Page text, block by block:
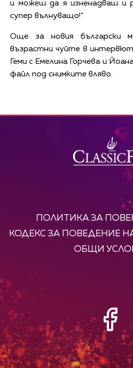
и можеш да я изненадваш и
супер вълнуващо!“
Още за новия български
възрастни чуйте в
Геми с Емелина Горчева и
файл под снимките вляво.
ПОЛИТИКА ЗА
КОДЕКС ЗА ПОВЕДЕНИЕ
ОБЩИ